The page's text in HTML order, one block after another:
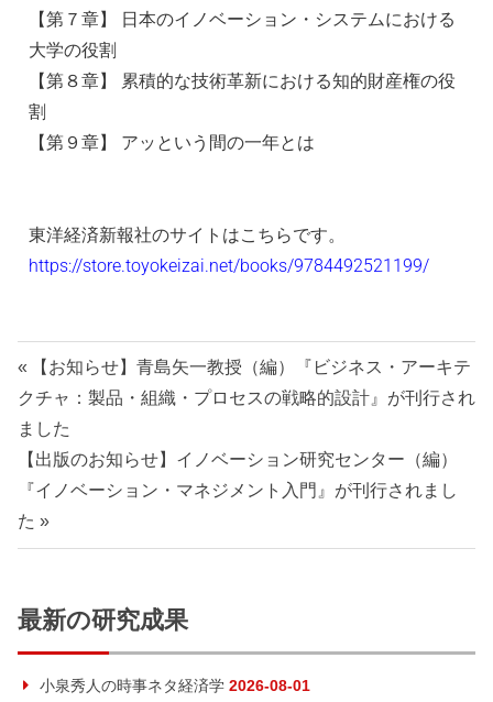
【第７章】 日本のイノベーション・システムにおける
大学の役割
【第８章】 累積的な技術革新における知的財産権の役
割
【第９章】 アッという間の一年とは
東洋経済新報社のサイトはこちらです。
https://store.toyokeizai.net/books/9784492521199/
【お知らせ】青島矢一教授（編）『ビジネス・アーキテ
クチャ：製品・組織・プロセスの戦略的設計』が刊行され
ました
【出版のお知らせ】イノベーション研究センター（編）
『イノベーション・マネジメント入門』が刊行されまし
た
最新の研究成果
小泉秀人の時事ネタ経済学 2026-08-01